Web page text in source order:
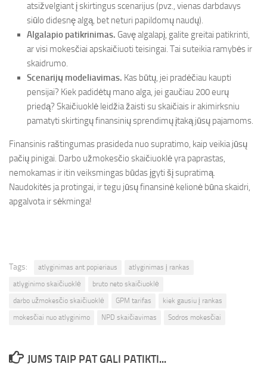
atsižvelgiant į skirtingus scenarijus (pvz., vienas darbdavys
siūlo didesnę algą, bet neturi papildomų naudų).
Algalapio patikrinimas. Gavę algalapį, galite greitai patikrinti,
ar visi mokesčiai apskaičiuoti teisingai. Tai suteikia ramybės ir
skaidrumo.
Scenarijų modeliavimas. Kas būtų, jei pradėčiau kaupti
pensijai? Kiek padidėtų mano alga, jei gaučiau 200 eurų
priedą? Skaičiuoklė leidžia žaisti su skaičiais ir akimirksniu
pamatyti skirtingų finansinių sprendimų įtaką jūsų pajamoms.
Finansinis raštingumas prasideda nuo supratimo, kaip veikia jūsų
pačių pinigai. Darbo užmokesčio skaičiuoklė yra paprastas,
nemokamas ir itin veiksmingas būdas įgyti šį supratimą.
Naudokitės ja protingai, ir tegu jūsų finansinė kelionė būna skaidri,
apgalvota ir sėkminga!
Tags: atlyginimas ant popieriaus
atlyginimas į rankas
atlyginimo skaičiuoklė
bruto neto skaičiuoklė
darbo užmokesčio skaičiuoklė
GPM tarifas
kiek gausiu į rankas
mokesčiai nuo atlyginimo
NPD skaičiavimas Sodros mokesčiai
JUMS TAIP PAT GALI PATIKTI...